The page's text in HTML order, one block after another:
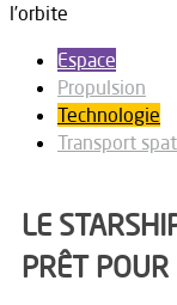
l’orbite
Espace
Propulsion
Technologie
Transport
LE
PRÊT POUR